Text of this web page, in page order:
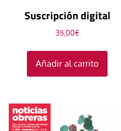
Suscripción digital
35,00€
Añadir al carrito